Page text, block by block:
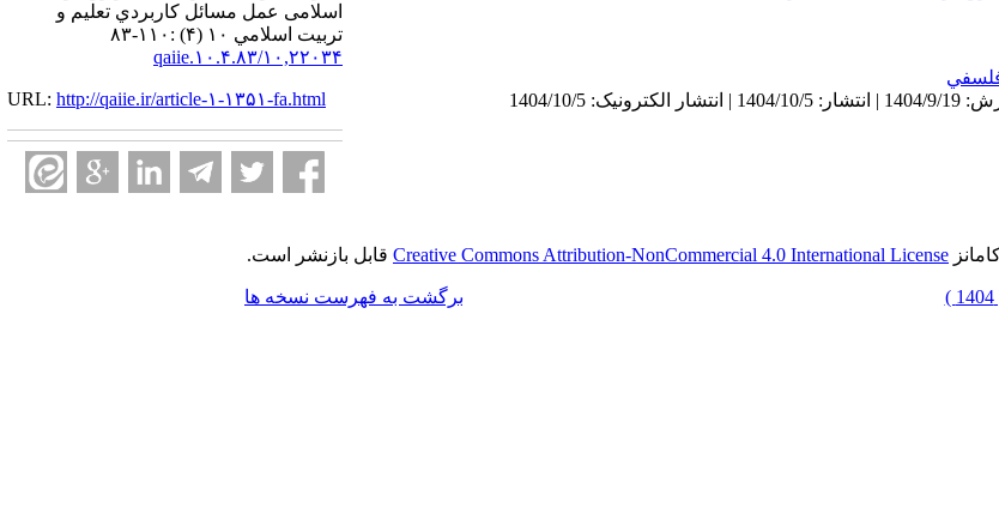
اسلامی عمل مسائل كاربردي تعليم و
تربيت اسلامي ۱۰ (۴) :۱۱۰-۸۳
۱۰,۲۲۰۳۴/qaiie.۱۰.۴.۸۳
URL: http://qaiie.ir/article-۱-۱۳۵۱-fa.html
Creative Commons Attribution-NonCommercial 4.0 International License قابل بازنشر است.
برگشت به فهرست نسخه ها